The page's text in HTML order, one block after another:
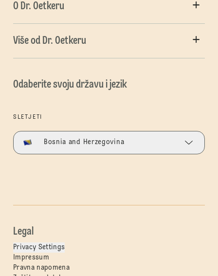
O Dr. Oetkeru
Više od Dr. Oetkeru
Odaberite svoju državu i jezik
SLETJETI
Bosnia and Herzegovina
Legal
Privacy Settings
Impressum
Pravna napomena